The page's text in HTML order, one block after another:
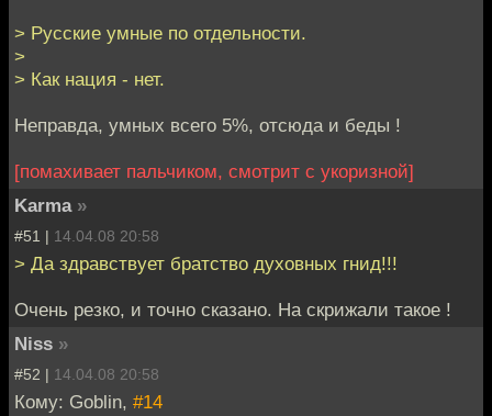
> Русские умные по отдельности.
>
> Как нация - нет.
Неправда, умных всего 5%, отсюда и беды !
[помахивает пальчиком, смотрит с укоризной]
Karma »
#51 | 14.04.08 20:58
> Да здравствует братство духовных гнид!!!
Очень резко, и точно сказано. На скрижали такое !
Niss »
#52 | 14.04.08 20:58
Кому: Goblin, #14